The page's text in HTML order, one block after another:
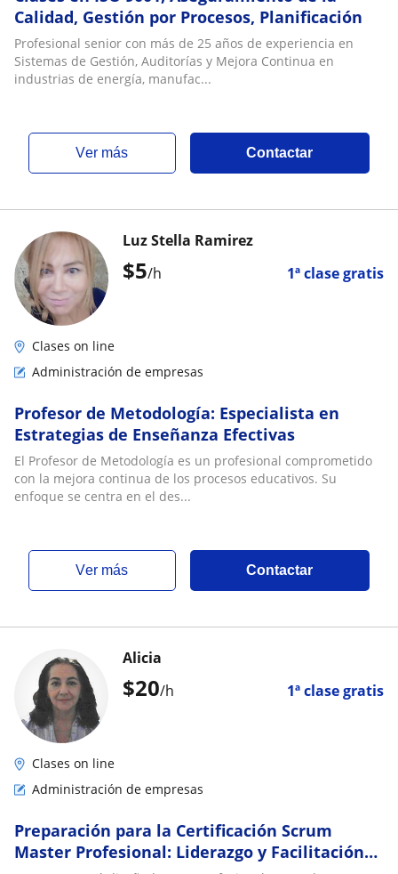
Calidad, Gestión por Procesos, Planificación
Profesional senior con más de 25 años de experiencia en
Sistemas de Gestión, Auditorías y Mejora Continua en
industrias de energía, manufac...
ver más Contactar
$5/h 1ª clase gratis
Luz Stella Ramirez
Clases on line
Administración de empresas
Profesor de Metodología: Especialista en
Estrategias de Enseñanza Efectivas
El Profesor de Metodología es un profesional comprometido
con la mejora continua de los procesos educativos. Su
enfoque se centra en el des...
ver más Contactar
$20/h 1ª clase gratis
Alicia
Clases on line
Administración de empresas
Preparación para la Certificación Scrum
Master Profesional: Liderazgo y Facilitación